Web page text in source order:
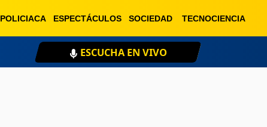
POLICIACA ESPECTÁCULOS SOCIEDAD TECNOCIENCIA
XEU 98.1 FM